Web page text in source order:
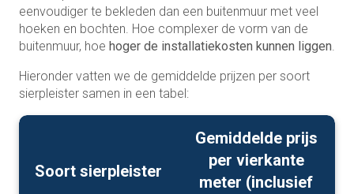
eenvoudiger te bekleden dan een buitenmuur met veel
hoeken en bochten. Hoe complexer de vorm van de
buitenmuur, hoe hoger de installatiekosten kunnen liggen.
Hieronder vatten we de gemiddelde prijzen per soort
sierpleister samen in een tabel:
Soort sierpleister
Gemiddelde prijs
per vierkante
meter (inclusief